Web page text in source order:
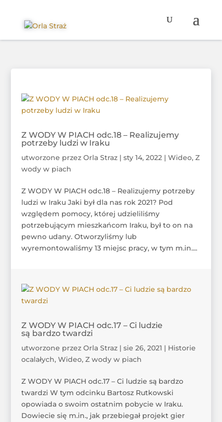
Z WODY W PIACH odc.18 – Realizujemy
potrzeby ludzi w Iraku
utworzone przez Orla Straz| sty 14, 2022| Wideo, Z
wody w piach
Z WODY W PIACH odc.18 – Realizujemy potrzeby
ludzi w Iraku Jaki był dla nas rok 2021? Pod
względem pomocy, której udzieliliśmy
potrzebującym mieszkańcom Iraku, był to on na
pewno udany. Otworzyliśmy lub
wyremontowaliśmy 13 miejsc pracy, w tym m.in....
Z WODY W PIACH odc.17 – Ci ludzie
są bardzo twardzi
utworzone przez Orla Straz| sie 26, 2021 | Historie
ocalałych, Wideo, Z wody w piach
Z WODY W PIACH odc.17 – Ci ludzie są bardzo
twardzi W tym odcinku Bartosz Rutkowski
opowiada o swoim ostatnim pobycie w Iraku.
Dowiecie się m.in., jak przebiegał projekt gier